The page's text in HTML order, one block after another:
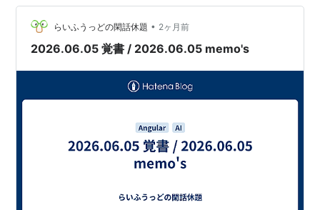
Angula…
らいふうっどの閑話休題 • 2ヶ月前
2026.06.05 覚書 / 2026.06.05 memo's